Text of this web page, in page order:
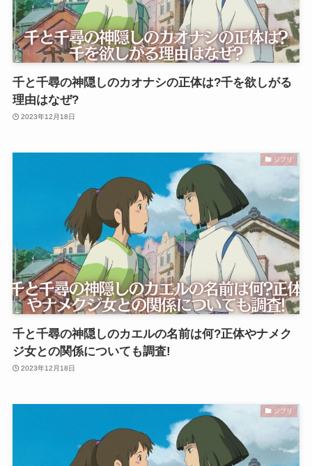
千と千尋の神隠しのカオナシの正体は?千を欲しがる
理由はなぜ?
2023年12月18日
ジブリ
千と千尋の神隠しのカエルの名前は何?正体やナメク
ジ女との関係についても調査!
2023年12月18日
ジブリ